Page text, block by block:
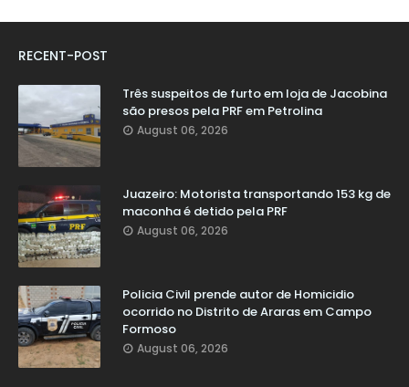
RECENT-POST
Três suspeitos de furto em loja de Jacobina
são presos pela PRF em Petrolina
August 06, 2026
Juazeiro: Motorista transportando 153 kg de
maconha é detido pela PRF
August 06, 2026
Policia Civil prende autor de Homicidio
ocorrido no Distrito de Araras em Campo
Formoso
August 06, 2026